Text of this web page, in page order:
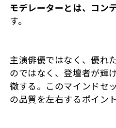
モデレーターとは、コン
す。
主演俳優ではなく、優れ
のではなく、登壇者が輝
徹する。このマインドセ
の品質を左右するポイント